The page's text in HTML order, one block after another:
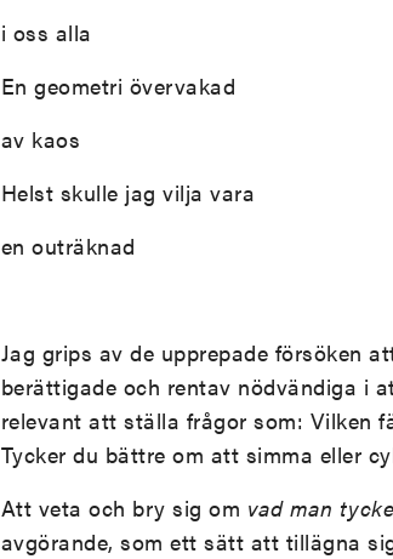
i oss alla
En geometri övervakad
av kaos
Helst skulle jag vilja vara
en outräknad
Jag grips av de upprepade försöken
berättigade och rentav nödvändiga i
relevant att ställa frågor som: Vilken
Tycker du bättre om att simma eller
Att veta och bry sig om vad man
avgörande, som ett sätt att tillägna